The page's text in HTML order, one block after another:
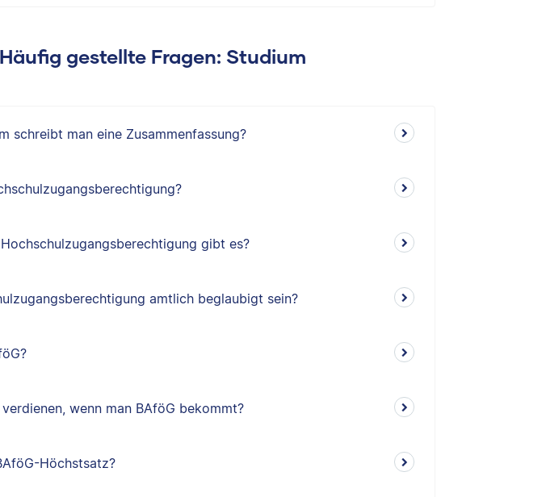
Häufig gestellte Fragen: Studium
schreibt man eine Zusammenfassung?
gibt es?
amtlich beglaubigt sein?
wenn man BAföG bekommt?
Höchstsatz?